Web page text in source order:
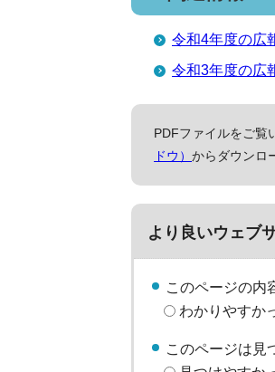
令和4年度の広
令和3年度の広
PDFファイルをご覧
ドウ） からダウンロ
より良いウェブ
このページの内
わかりやすか
このページは見